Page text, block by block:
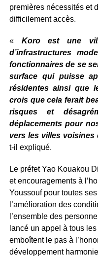
premières nécessités et
difficilement accès.
« Koro est une
d’infrastructures
fonctionnaires de se
surface qui puisse
résidentes ainsi que
crois que cela ferait
risques et
déplacements pour
vers les villes voisines
t-il expliqué.
Le préfet Yao Kouakou
et encouragements à
Youssouf pour toutes
l’amélioration des
l’ensemble des
lancé un appel à tous
emboîtent le pas à
développement